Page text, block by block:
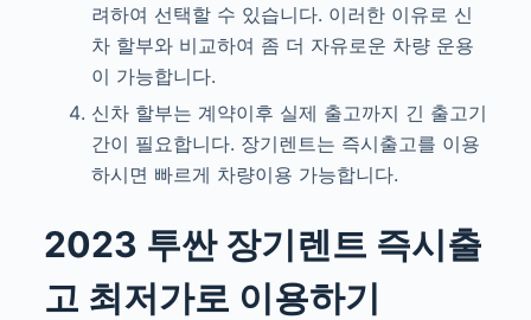
려하여 선택할 수 있습니다. 이러한 이유로 신
차 할부와 비교하여 좀 더 자유로운 차량 운용
이 가능합니다.
신차 할부는 계약이후 실제 출고까지 긴 출고기
간이 필요합니다. 장기렌트는 즉시출고를 이용
하시면 빠르게 차량이용 가능합니다.
2023 투싼 장기렌트 즉시출
고 최저가로 이용하기